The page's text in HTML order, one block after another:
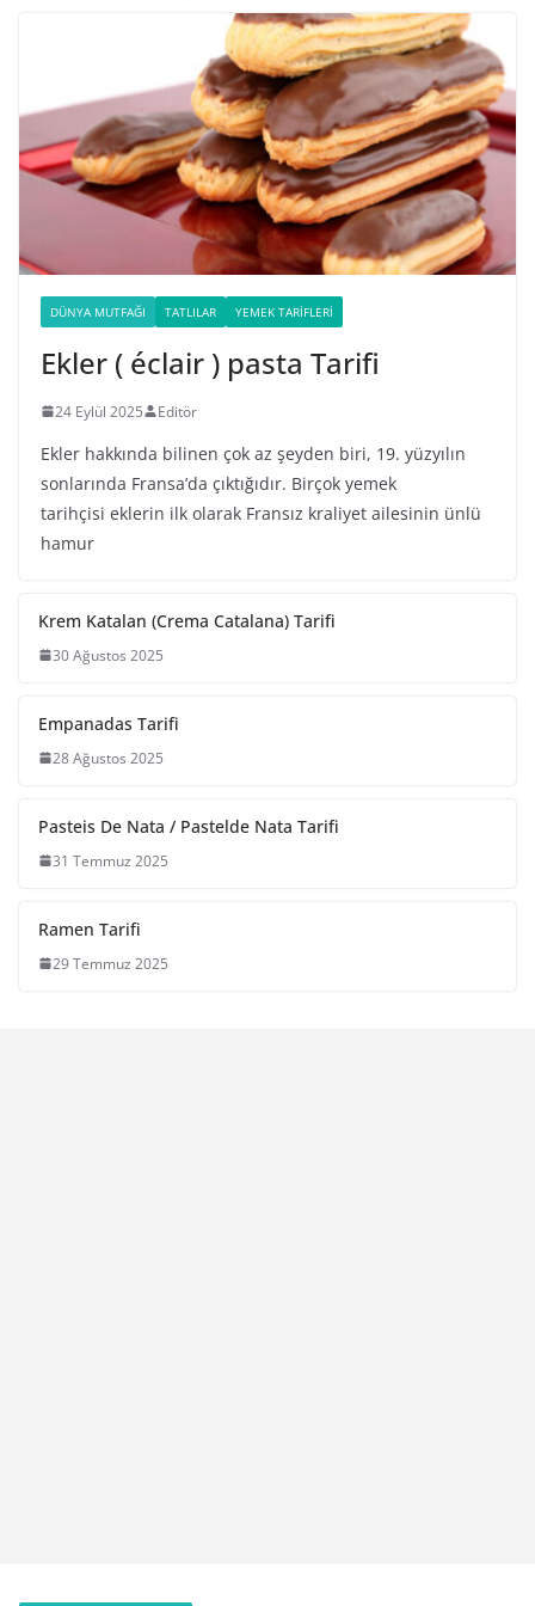
DÜNYA MUTFAĞI TATLILAR YEMEK TARIFLERI
Ekler ( éclair ) pasta Tarifi
24 Eylül 2025 Editör
Ekler hakkında bilinen çok az şeyden biri, 19. yüzyılın
sonlarında Fransa’da çıktığıdır. Birçok yemek
tarihçisi eklerin ilk olarak Fransız kraliyet ailesinin ünlü
hamur
Krem Katalan (Crema Catalana) Tarifi
30 Ağustos 2025
Empanadas Tarifi
28 Ağustos 2025
Pasteis De Nata / Pastelde Nata Tarifi
31 Temmuz 2025
Ramen Tarifi
29 Temmuz 2025